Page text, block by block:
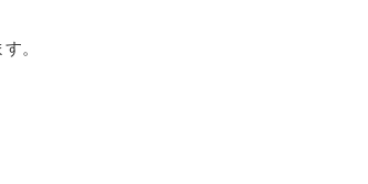
。